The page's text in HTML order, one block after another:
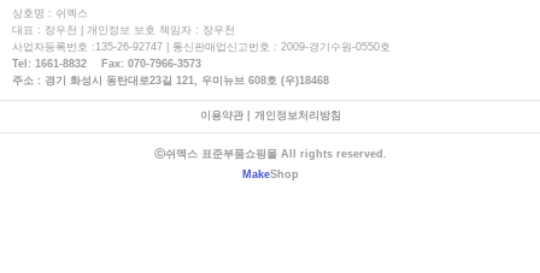
상호명 : 쉬멕스
대표 : 장우천 | 개인정보 보호 책임자 : 장우천
사업자등록번호 :135-26-92747 | 통신판매업신고번호 : 2009-경기수원-0550호
Tel: 1661-8832 Fax: 070-7966-3573
주소 : 경기 화성시 동탄대로23길 121, 우미뉴브 608호 (우)18468
이용약관| 개인정보처리방침
ⓒ쉬멕스 표준부품쇼핑몰 All rights reserved.
MakeShop